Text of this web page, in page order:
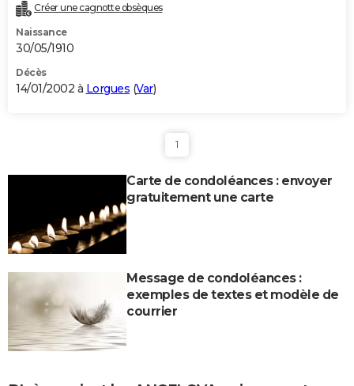
Créer une cagnotte obsèques
Naissance
30/05/1910
Décès
14/01/2002 à Lorgues (Var)
1
Carte de condoléances : envoyer
gratuitement une carte
Message de condoléances :
exemples de textes et modèle de
courrier